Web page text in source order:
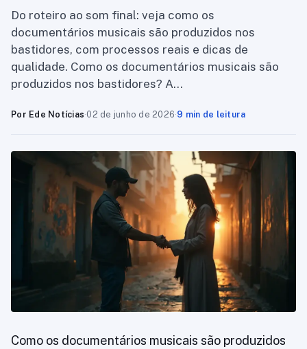
Do roteiro ao som final: veja como os
documentários musicais são produzidos nos
bastidores, com processos reais e dicas de
qualidade. Como os documentários musicais são
produzidos nos bastidores? A…
Por Ede Notícias·02 de junho de 2026·9 min de leitura
Como os documentários musicais são produzidos